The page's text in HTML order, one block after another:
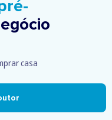
casa